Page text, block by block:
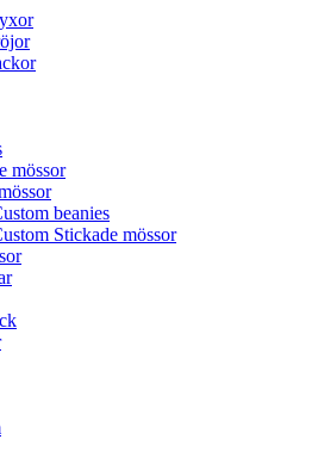
mössor
beanies
Stickade mössor